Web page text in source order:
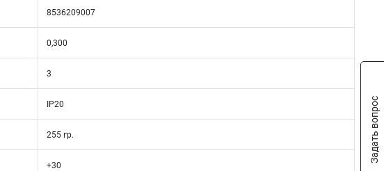
8536209007
0,300
3
IP20
255 гр.
+30
Задать вопрос